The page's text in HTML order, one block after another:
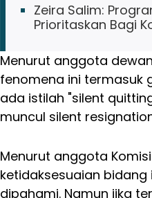
Zeira Salim:
Prioritaskan Bagi
Menurut anggota
fenomena ini termasuk
ada istilah "silent
muncul silent
Menurut anggota
ketidaksesuaian
dipahami. Namun jika